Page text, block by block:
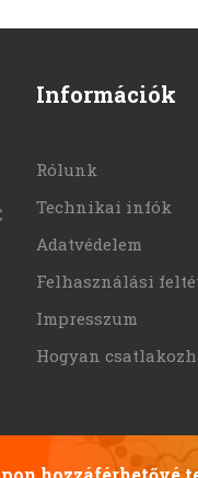
Információk
Rólunk
Technikai infók
Adatvédelem
Felhasználási
Impresszum
Hogyan